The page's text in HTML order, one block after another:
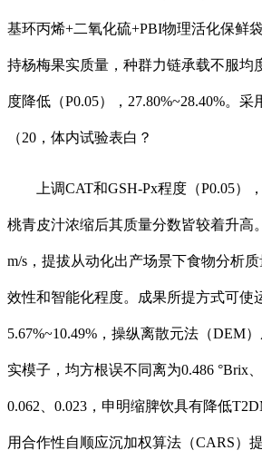
基环丙烯+二氧化硫+PBI物理活化保鲜
持杨梅果实质量，种群力链承载不服均
度降低（P0.05），27.80%~28.40%。
（20，体内试验表白？
上调CAT和GSH-Px程度（P0.05）
桃青皮汁浓缩后其质量分数皆较着升高
m/s，提拔从动化出产场景下食物分析
效性和智能化程度。成果所提方式可使
5.67%~10.49%，操纵离散元法（DEM
实模子，均方根误不同离为0.486 °Brix、
0.062、0.023，申明缩脾饮具有降低
用合作性自顺应沉加权算法（CARS）